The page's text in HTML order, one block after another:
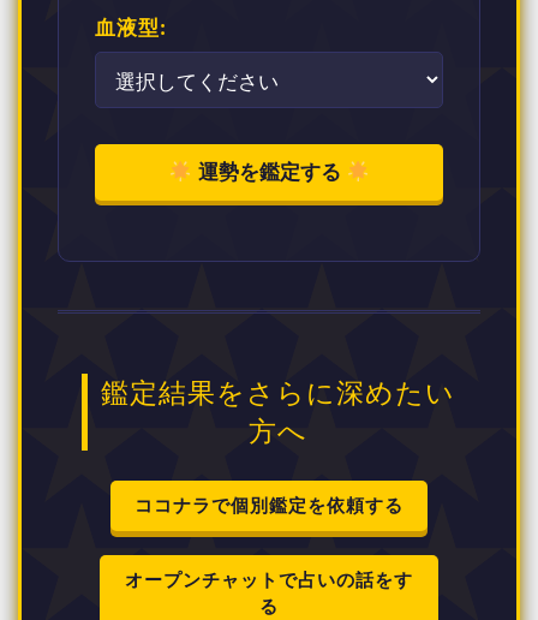
血液型:
運勢を鑑定する
鑑定結果をさらに深めたい
方へ
ココナラで個別鑑定を依頼する
オープンチャットで占いの話をす
る